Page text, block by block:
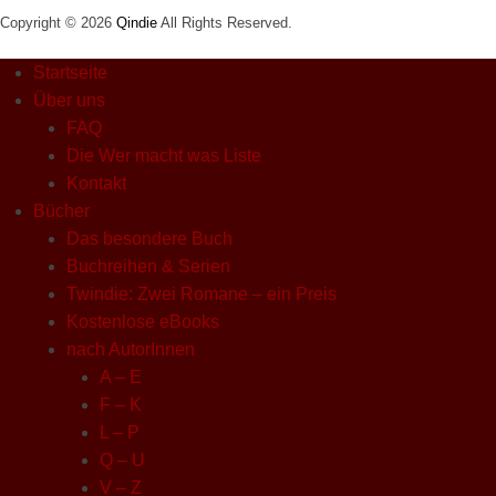
Copyright © 2026 Qindie All Rights Reserved.
Startseite
Über uns
FAQ
Die Wer macht was Liste
Kontakt
Bücher
Das besondere Buch
Buchreihen & Serien
Twindie: Zwei Romane – ein Preis
Kostenlose eBooks
nach AutorInnen
A – E
F – K
L – P
Q – U
V – Z